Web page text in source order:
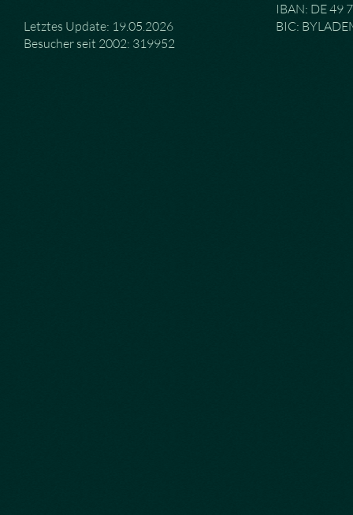
Letztes Update: 19.05.2026
Besucher seit 2002: 319952
IBAN: DE 49
BIC: